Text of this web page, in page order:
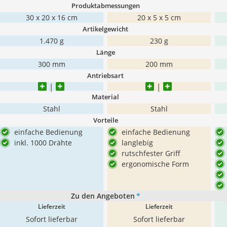
Produktabmessungen
30 x 20 x 16 cm 20 x 5 x 5 cm
Artikelgewicht
1.470 g 230 g
Länge
300 mm 200 mm
Antriebsart
Material
Stahl Stahl
Vorteile
einfache Bedienung
inkl. 1000 Drähte
einfache Bedienung
langlebig
rutschfester Griff
ergonomische Form
Zu den Angeboten *
Lieferzeit
Sofort lieferbar
Lieferzeit
Sofort lieferbar